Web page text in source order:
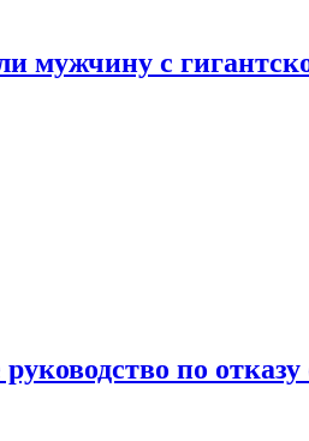
мужчину с
по отказу